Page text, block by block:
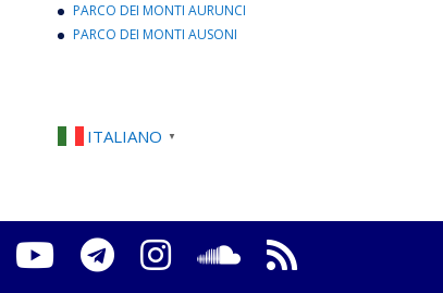
PARCO DEI MONTI AURUNCI
PARCO DEI MONTI AUSONI
ITALIANO ▼